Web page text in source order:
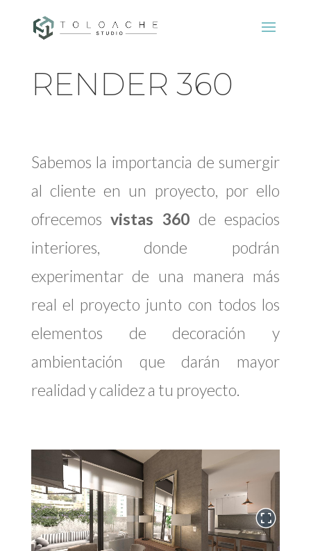
RENDER 360
Sabemos la importancia de sumergir
al cliente en un proyecto, por ello
ofrecemosvistas 360 de espacios
interiores, donde podrán
experimentar de una manera más
real el proyecto junto con todos los
elementos de decoración y
ambientación que darán mayor
realidad y calidez a tu proyecto.